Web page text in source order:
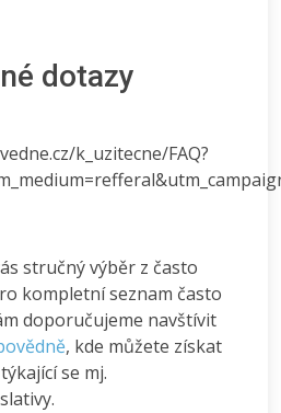
dotazy
k_uzitecne/FAQ?
stručný výběr z často
kompletní seznam často
doporučujeme navštívit
, kde můžete získat
se mj.